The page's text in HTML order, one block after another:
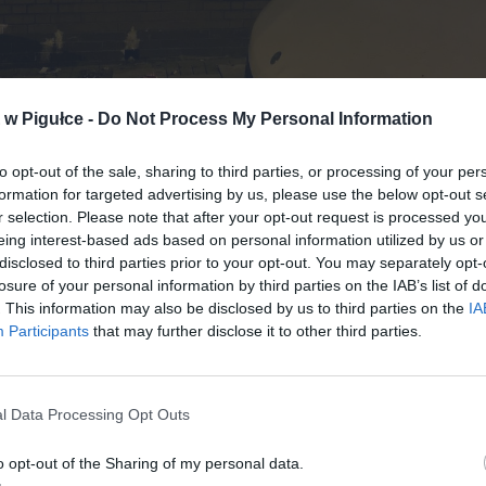
Pigułce - Do Not Process My Personal Information
opt-out of the sale, sharing to third parties, or processing of your
for targeted advertising by us, please use the below opt-out
selection. Please note that after your opt-out request is processed
interest-based ads based on personal information utilized by us
to third parties prior to your opt-out. You may separately
of your personal information by third parties on the IAB’s list of
This information may also be disclosed by us to third parties on the
Participants that may further disclose it to other third parties.
Data Processing Opt Outs
opt-out of the Sharing of my personal data.
Fot. Policja
grupę rozpracowywali policjanci z hrabstwa West
Departament Pracy i Zasiłków. W działania zaangażował
National Crime Agency przy Ambasadzie Brytyjskiej w
udział wzięli policjanci z Wydziału dw. z Handlem Ludźmi
ubiegły tydzień.